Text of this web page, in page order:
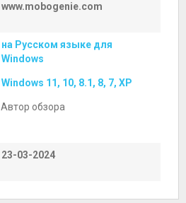
www.mobogenie.com
на Русском языке для
Windows
Windows 11, 10, 8.1, 8, 7, XP
Автор обзора
23-03-2024